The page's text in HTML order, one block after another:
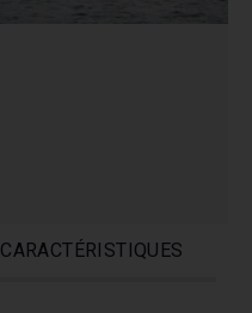
CARACTÉRISTIQUES